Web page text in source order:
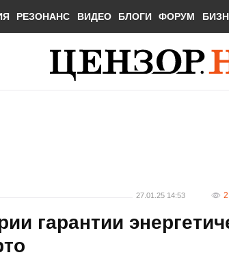
РЕЗОНАНС ВИДЕО БЛОГИ ФОРУМ
27.01.25 14:53
гарантии